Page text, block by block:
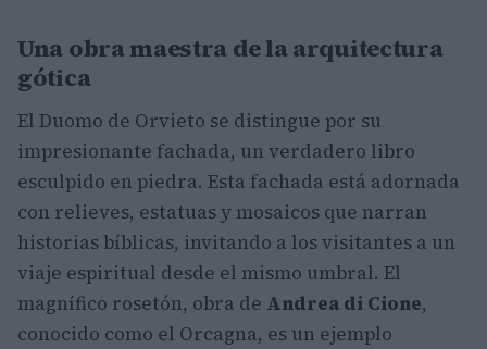
Una obra maestra de la arquitectura
gótica
El Duomo de Orvieto se distingue por su
impresionante fachada, un verdadero libro
esculpido en piedra. Esta fachada está adornada
con relieves, estatuas y mosaicos que narran
historias bíblicas, invitando a los visitantes a un
viaje espiritual desde el mismo umbral. El
magnífico rosetón, obra de Andrea di Cione,
conocido como el Orcagna, es un ejemplo